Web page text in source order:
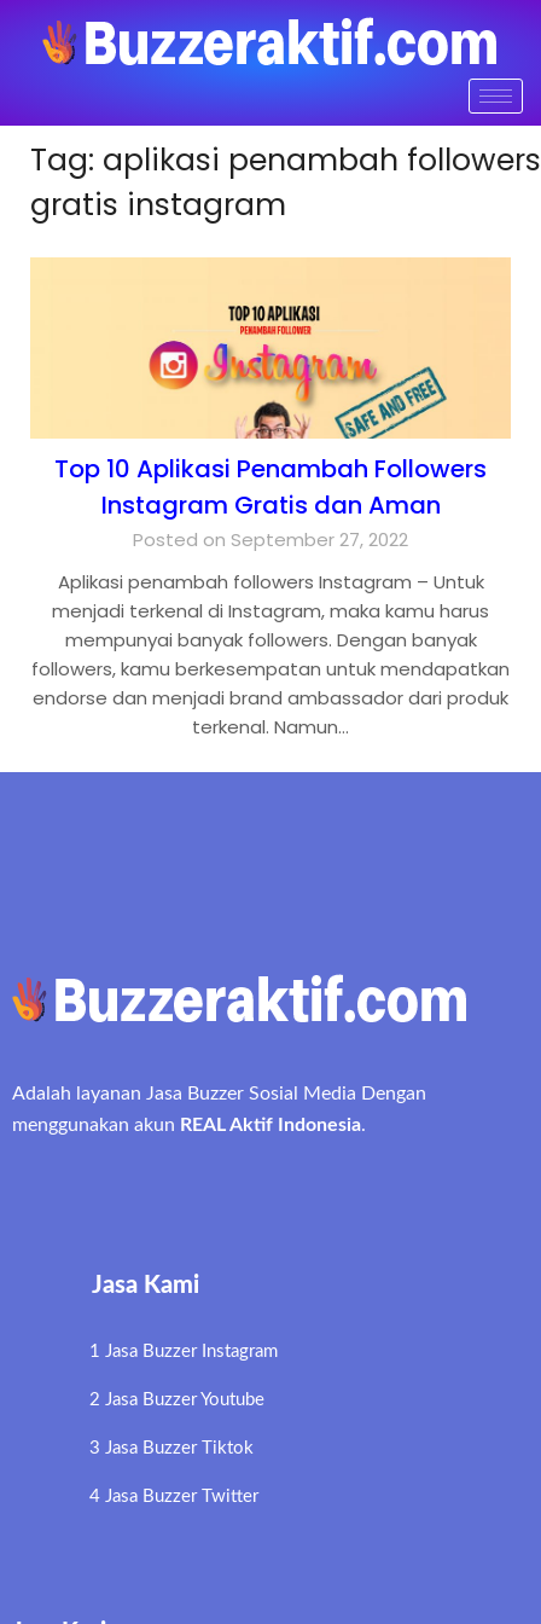
Tag: aplikasi penambah followers
gratis instagram
Top 10 Aplikasi Penambah Followers
Instagram Gratis dan Aman
Posted on September 27, 2022
Aplikasi penambah followers Instagram – Untuk
menjadi terkenal di Instagram, maka kamu harus
mempunyai banyak followers. Dengan banyak
followers, kamu berkesempatan untuk mendapatkan
endorse dan menjadi brand ambassador dari produk
terkenal. Namun…
Adalah layanan Jasa Buzzer Sosial Media Dengan
menggunakan akun REAL Aktif Indonesia.
Jasa Kami
1 Jasa Buzzer Instagram
2 Jasa Buzzer Youtube
3 Jasa Buzzer Tiktok
4 Jasa Buzzer Twitter